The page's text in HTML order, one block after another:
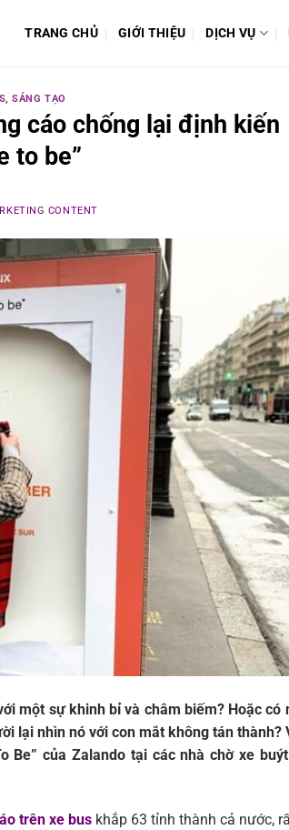
TRANG CHỦ GIỚI THIỆU DỊCH VỤ
,SÁNG TẠO
cáo chống lại định kiến
to be”
CONTENT
một sự khinh bỉ và châm biếm? Hoặc có
lại nhìn nó với con mắt không tán thành?
Be” của Zalando tại các nhà chờ xe
trên xe bus khắp 63 tỉnh thành cả nước,